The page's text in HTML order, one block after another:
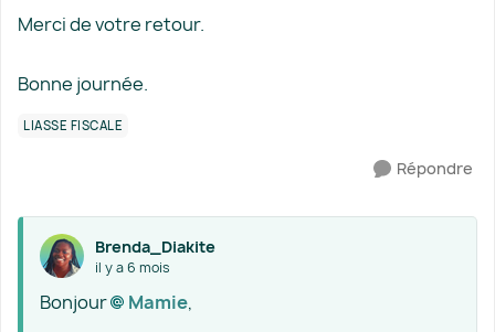
Merci de votre retour.
Bonne journée.
LIASSE FISCALE
Répondre
Brenda_Diakite
il y a 6 mois
Bonjour Mamie​,